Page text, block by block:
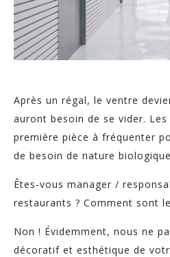
Après un régal, le ventre
auront besoin de se vider.
première pièce à fréquenter
de besoin de nature
Êtes-vous manager /
restaurants ? Comment sont
Non ! Évidemment, nous ne
décoratif et esthétique de